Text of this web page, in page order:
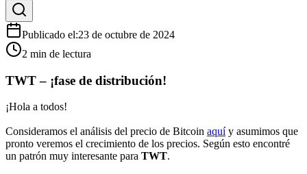
Publicado el:23 de octubre de 2024
2 min de lectura
TWT – ¡fase de distribución!
¡Hola a todos!
Consideramos el análisis del precio de Bitcoin aquíy asumimos que
pronto veremos el crecimiento de los precios. Según esto encontré
un patrón muy interesante para TWT.